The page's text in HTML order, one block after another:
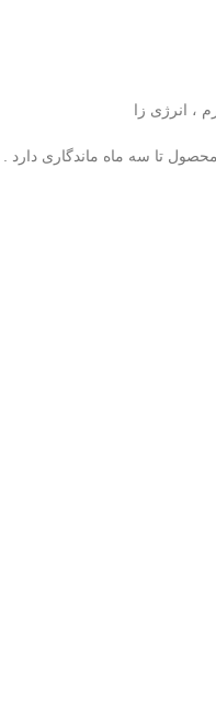
، انرژی زا
تا سه ماه ماندگاری دارد .